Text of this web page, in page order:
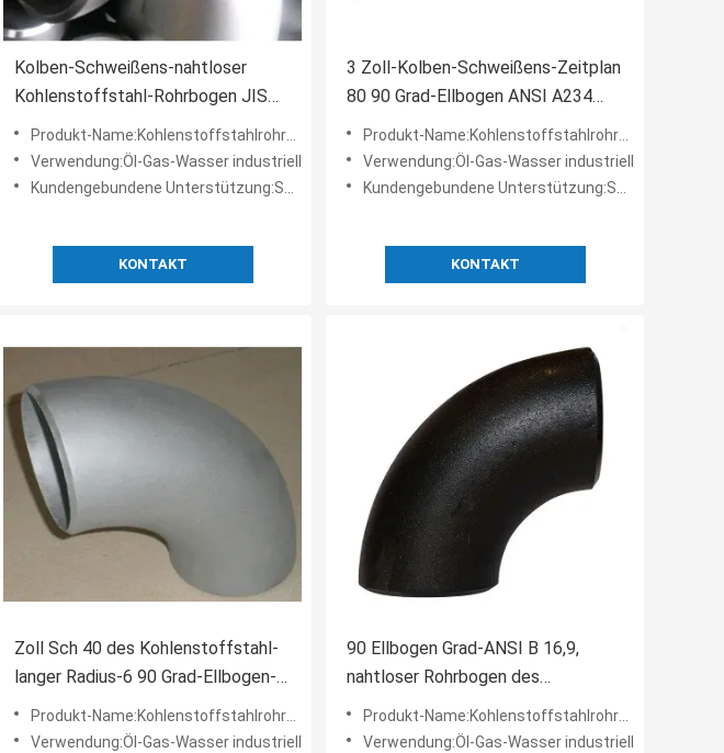
Kolben-Schweißens-nahtloser
Kohlenstoffstahl-Rohrbogen JIS
PG370
Produkt-Name:Kohlenstoffstahlrohrbogen
Verwendung:Öl-Gas-Wasser industriell
Kundengebundene Unterstützung:Soem
KONTAKT
3 Zoll-Kolben-Schweißens-Zeitplan
80 90 Grad-Ellbogen ANSI A234
WPBProdukt-Name:Kohlenstoffstahlrohrbogen
Verwendung:Öl-Gas-Wasser industriell
Kundengebundene Unterstützung:Soem
KONTAKT
Zoll Sch 40 des Kohlenstoffstahl-
langer Radius-6 90 Grad-Ellbogen-
Schwarzes
Produkt-Name:Kohlenstoffstahlrohrbogen
Verwendung:Öl-Gas-Wasser industriell
90 Ellbogen Grad-ANSI B 16,9,
nahtloser Rohrbogen des
Kohlenstoffstahl-8in
Produkt-Name:Kohlenstoffstahlrohrbogen
Verwendung:Öl-Gas-Wasser industriell